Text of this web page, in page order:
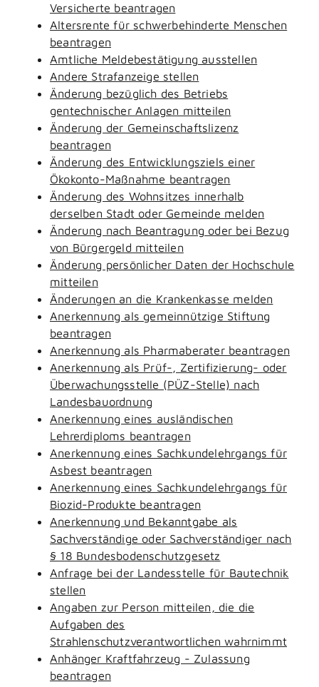
Versicherte beantragen
Altersrente für schwerbehinderte Menschen
beantragen
Amtliche Meldebestätigung ausstellen
Andere Strafanzeige stellen
Änderung bezüglich des Betriebs
gentechnischer Anlagen mitteilen
Änderung der Gemeinschaftslizenz
beantragen
Änderung des Entwicklungsziels einer
Ökokonto-Maßnahme beantragen
Änderung des Wohnsitzes innerhalb
derselben Stadt oder Gemeinde melden
Änderung nach Beantragung oder bei Bezug
von Bürgergeld mitteilen
Änderung persönlicher Daten der Hochschule
mitteilen
Änderungen an die Krankenkasse melden
Anerkennung als gemeinnützige Stiftung
beantragen
Anerkennung als Pharmaberater beantragen
Anerkennung als Prüf-, Zertifizierung- oder
Überwachungsstelle (PÜZ-Stelle) nach
Landesbauordnung
Anerkennung eines ausländischen
Lehrerdiploms beantragen
Anerkennung eines Sachkundelehrgangs für
Asbest beantragen
Anerkennung eines Sachkundelehrgangs für
Biozid-Produkte beantragen
Anerkennung und Bekanntgabe als
Sachverständige oder Sachverständiger nach
§ 18 Bundesbodenschutzgesetz
Anfrage bei der Landesstelle für Bautechnik
stellen
Angaben zur Person mitteilen, die die
Aufgaben des
Strahlenschutzverantwortlichen wahrnimmt
Anhänger Kraftfahrzeug - Zulassung
beantragen